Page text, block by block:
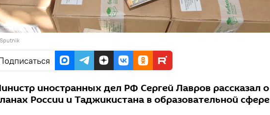
иностранных дел РФ Сергей Лавров рассказал о
России и Таджикистана в образовательной сфере